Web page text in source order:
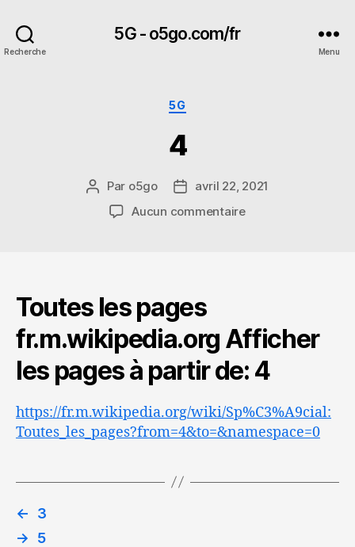
Recherche
5G - o5go.com/fr
Menu
Catégories
5G
4
Auteur
l’article
Par o5go
Dateavril 22, 2021
Aucun commentairesur
Toutes les pages
fr.m.wikipedia.org Afficher
les pages à partir de: 4
https://fr.m.wikipedia.org/wiki/Sp%C3%A9cial:
Toutes_les_pages?from=4&to=&namespace=0
←
3
→
5